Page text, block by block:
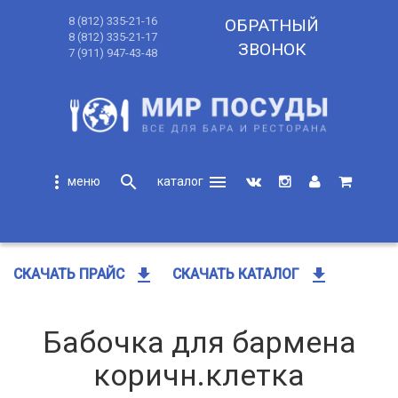
8 (812) 335-21-16
8 (812) 335-21-17
7 (911) 947-43-48
ОБРАТНЫЙ
ЗВОНОК
more_vert search
menu
СКАЧАТЬ ПРАЙС get_app СКАЧАТЬ КАТАЛОГ get_app
Бабочка для бармена
коричн.клетка